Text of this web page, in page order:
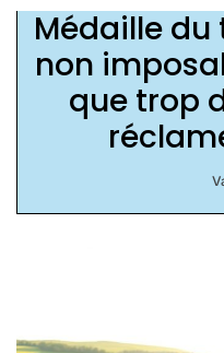
Médaille
non
que trop